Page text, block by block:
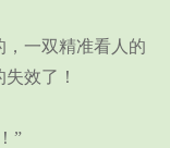
一双精准看人的
效了！
”